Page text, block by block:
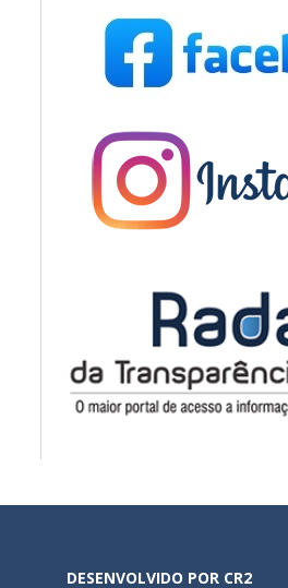
DESENVOLVIDO POR CR2